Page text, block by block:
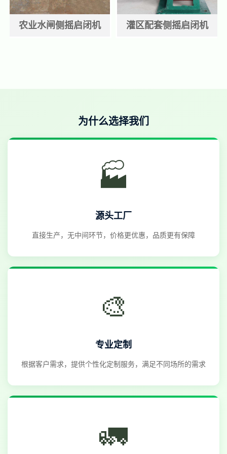
农业水闸侧摇启闭机 灌区配套侧摇启闭机
为什么选择我们
🏭
源头工厂
直接生产，无中间环节，价格更优惠，品质更有保障
🎨
专业定制
根据客户需求，提供个性化定制服务，满足不同场所的需求
🚛